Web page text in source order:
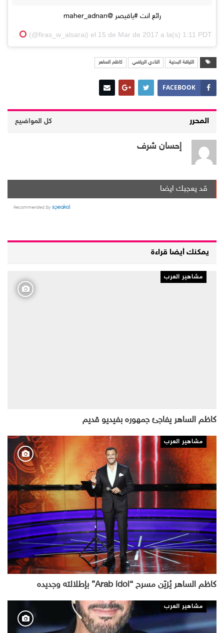
رائع انت #ياقيصر @maher_adnan
(@firas_w_alsarai) el 15 de Mar de 2017 a la(s) 1:11 PDT
اللياقة البدنية النادي الرياضي كاظم الساهر
FACEBOOK
المحرر كل المواضيع
إحسان شرف
قد يعجبك ايضا
يمكنك أيضا قراءة
مشاهير العرب
كاظم الساهر يفاجئ جمهوره بفيديو قديم
مشاهير العرب
كاظم الساهر يُزيّن مسرح “Arab idol” بإطلالته وجديده
مشاهير العرب